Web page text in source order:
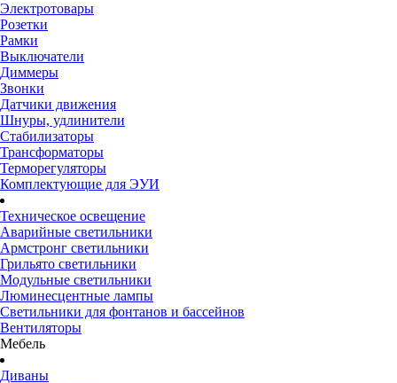
Электротовары
Розетки
Рамки
Выключатели
Диммеры
Звонки
Датчики движения
Шнуры, удлинители
Стабилизаторы
Трансформаторы
Терморегуляторы
Комплектующие для ЭУИ
Техническое освещение
Аварийные светильники
Армстронг светильники
Грильято светильники
Модульные светильники
Люминесцентные лампы
Светильники для фонтанов и бассейнов
Вентиляторы
Мебель
Диваны